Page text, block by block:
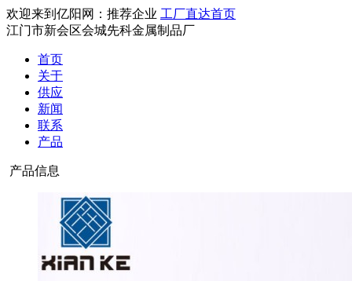
欢迎来到亿阳网：推荐企业 工厂直达首页
江门市新会区会城先科金属制品厂
首页
关于
供应
新闻
联系
产品
产品信息